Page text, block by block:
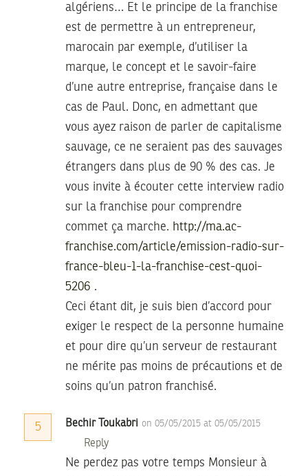
algériens… Et le principe de la franchise
est de permettre à un entrepreneur,
marocain par exemple, d’utiliser la
marque, le concept et le savoir-faire
d’une autre entreprise, française dans le
cas de Paul. Donc, en admettant que
vous ayez raison de parler de capitalisme
sauvage, ce ne seraient pas des sauvages
étrangers dans plus de 90 % des cas. Je
vous invite à écouter cette interview radio
sur la franchise pour comprendre
commet ça marche. http://ma.ac-
franchise.com/article/emission-radio-sur-
france-bleu-1-la-franchise-cest-quoi-
5206 .
Ceci étant dit, je suis bien d’accord pour
exiger le respect de la personne humaine
et pour dire qu’un serveur de restaurant
ne mérite pas moins de précautions et de
soins qu’un patron franchisé.
5 Bechir Toukabri on 05/05/2015 at 05/05/2015
Reply
Ne perdez pas votre temps Monsieur à